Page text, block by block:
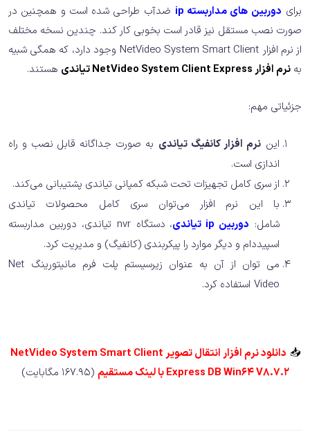
برای دوربین های مداربسته ip
ضدآب طراحی شده است و همچنین در
صورت نصب مستقل نیز قادر است بخوبی کار کند. چندین نسخه مختلف
از نرم افزار NetVideo System Smart Client وجود دارد، که همگی شبیه
به نرم افزار NetVideo System Client Express تیاندی هستند.
جزئیاتی مهم:
این نرم افزار کانفیگ تیاندی به صورت جداگانه قابل نصب و راه
اندازی است.
از سری کامل تجهیزات تحت شبکه کمپانی تیاندی پشتیبانی می‌کند.
با این نرم افزار می‌توان سری کامل محصولات تیاندی
شامل: دوربین ip تیاندی
، دستگاه nvr تیاندی، دوربین مداربسته
اسپیددام و دیگر موارد را پیکربندی (کانفیگ) و مدیریت کرد.
می توان از آن به عنوان زیرسیستم پلت فرم مانیتورینگ Net
Video استفاده کرد.
📥
دانلود نرم افزار انتقال تصویر NetVideo System Smart Client
Express DB Win64 V8.7.2 با لینک مستقیم
(167.95 مگابایت)